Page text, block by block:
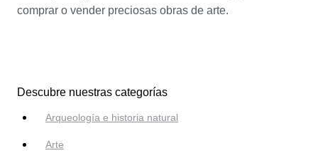
comprar o vender preciosas obras de arte.
Descubre nuestras categorías
Arqueología e historia natural
Arte